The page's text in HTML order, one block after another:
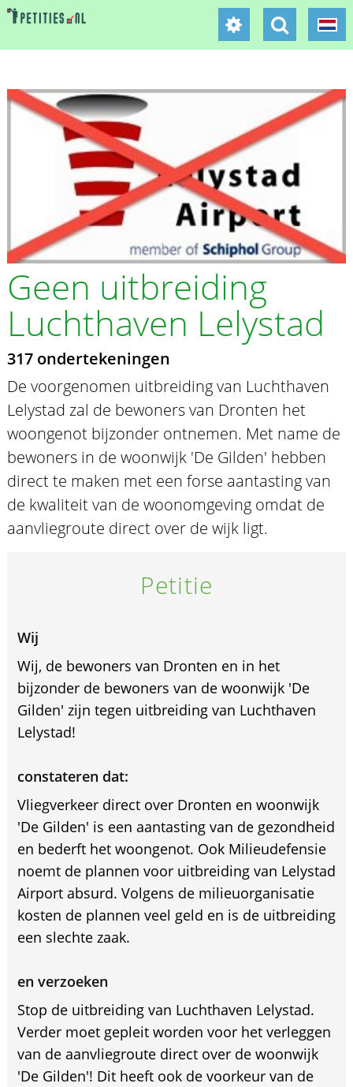
Geen uitbreiding
Luchthaven Lelystad
317 ondertekeningen
De voorgenomen uitbreiding van Luchthaven
Lelystad zal de bewoners van Dronten het
woongenot bijzonder ontnemen. Met name de
bewoners in de woonwijk 'De Gilden' hebben
direct te maken met een forse aantasting van
de kwaliteit van de woonomgeving omdat de
aanvliegroute direct over de wijk ligt.
Petitie
Wij
Wij, de bewoners van Dronten en in het
bijzonder de bewoners van de woonwijk 'De
Gilden' zijn tegen uitbreiding van Luchthaven
Lelystad!
constateren dat:
Vliegverkeer direct over Dronten en woonwijk
'De Gilden' is een aantasting van de gezondheid
en bederft het woongenot. Ook Milieudefensie
noemt de plannen voor uitbreiding van Lelystad
Airport absurd. Volgens de milieuorganisatie
kosten de plannen veel geld en is de uitbreiding
een slechte zaak.
en verzoeken
Stop de uitbreiding van Luchthaven Lelystad.
Verder moet gepleit worden voor het verleggen
van de aanvliegroute direct over de woonwijk
'De Gilden'! Dit heeft ook de voorkeur van de